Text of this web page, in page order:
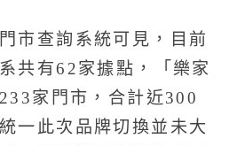
市查詢系統可見，目前
共有62家據點，「樂家
家門市，合計近300
一此次品牌切換並未大